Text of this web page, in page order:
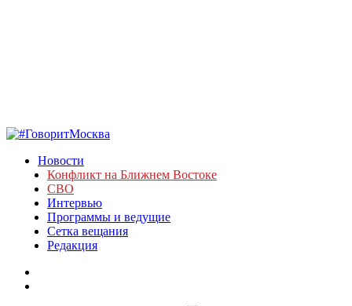
Новости
Конфликт на Ближнем Востоке
СВО
Интервью
Программы и ведущие
Сетка вещания
Редакция